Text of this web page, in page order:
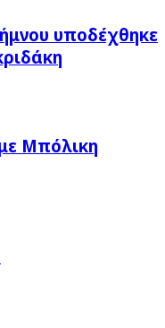
υποδέχθηκε
Μπόλικη